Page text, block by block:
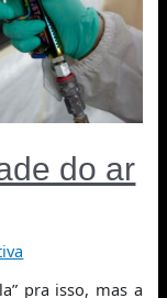
do ar
pra isso, mas a